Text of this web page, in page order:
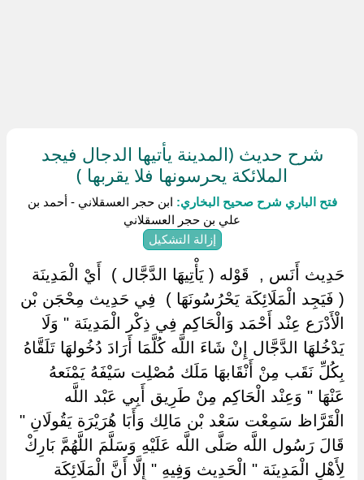
شرح حديث (المدينة يأتيها الدجال فيجد
الملائكة يحرسونها فلا يقربها )
فتح الباري شرح صحيح البخاري: ابن حجر العسقلاني - أحمد بن
علي بن حجر العسقلاني
إزالة التشكيل
حَدِيث أَنَس , ‏ ‏قَوْله ( يَأْتِيهَا الدَّجَّال ) ‏ ‏أَيْ الْمَدِينَة ‏
‏( فَيَجِد الْمَلَائِكَة يَحْرُسُونَهَا ) ‏ ‏فِي حَدِيث مِحْجَن بْن
الْأَدْرَع عِنْد أَحْمَد وَالْحَاكِم فِي ذِكْر الْمَدِينَة " وَلَا
يَدْخُلهَا الدَّجَّال إِنْ شَاءَ اللَّه كُلَّمَا أَرَادَ دُخُولهَا تَلَقَّاهُ
بِكُلِّ نَقَب مِنْ أَنْقَابهَا مَلَك مُصْلِت سَيْفَهُ يَمْنَعهُ
عَنْهَا " وَعِنْد الْحَاكِم مِنْ طَرِيق أَبِي عَبْد اللَّه
الْقَرَّاظ سَمِعْت سَعْد بْن مَالِك وَأَبَا هُرَيْرَة يَقُولَانِ "
قَالَ رَسُول اللَّه صَلَّى اللَّه عَلَيْهِ وَسَلَّمَ اللَّهُمَّ بَارِكْ
لِأَهْلِ الْمَدِينَة " الْحَدِيث وَفِيهِ " إِلَّا أَنَّ الْمَلَائِكَة